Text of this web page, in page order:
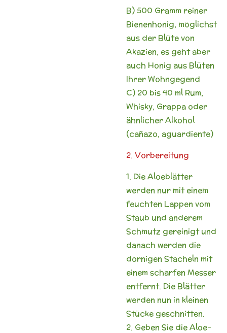
B) 500 Gramm reiner
Bienenhonig, möglichst
aus der Blüte von
Akazien, es geht aber
auch Honig aus Blüten
Ihrer Wohngegend
C) 20 bis 40 ml Rum,
Whisky, Grappa oder
ähnlicher Alkohol
(cañazo, aguardiente)
2. Vorbereitung
1. Die Aloeblätter
werden nur mit einem
feuchten Lappen vom
Staub und anderem
Schmutz gereinigt und
danach werden die
dornigen Stacheln mit
einem scharfen Messer
entfernt. Die Blätter
werden nun in kleinen
Stücke geschnitten.
2. Geben Sie die Aloe-